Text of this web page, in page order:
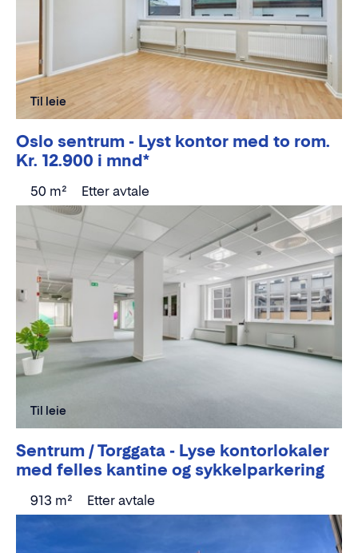
Oslo sentrum - Lyst kontor med to rom.
Kr. 12.900 i mnd*
50 m² Etter avtale
Til leie
Sentrum / Torggata - Lyse kontorlokaler
med felles kantine og sykkelparkering
913 m² Etter avtale
Til leie